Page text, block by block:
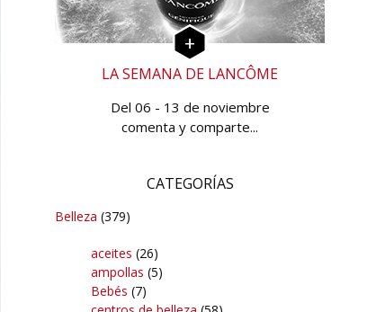
LA SEMANA DE LANCÔME
Del 06 - 13 de noviembre
comenta y comparte...
CATEGORÍAS
Belleza (379)
aceites (26)
ampollas (5)
Bebés (7)